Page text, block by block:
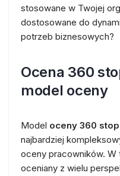
stosowane w Twojej
dostosowane do
potrzeb biznesowych?
Ocena 360
model oceny
Model oceny 360
najbardziej
oceny pracowników.
oceniany z wielu